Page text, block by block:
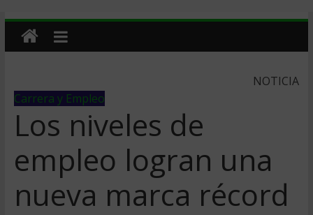
NOTICIA
Carrera y Empleo
Los niveles de
empleo logran una
nueva marca récord